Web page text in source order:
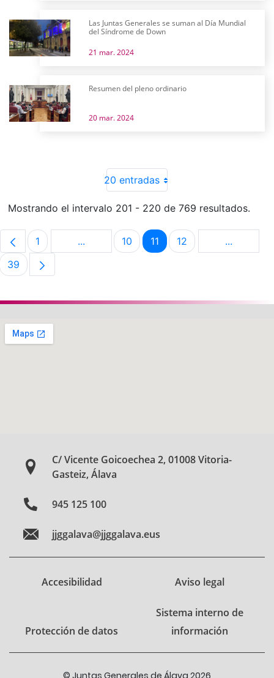
Las Juntas Generales se suman al Día Mundial
del Síndrome de Down
21 mar. 2024
Resumen del pleno ordinario
20 mar. 2024
20 entradas
Mostrando el intervalo 201 - 220 de 769 resultados.
Página
1 ...Páginas intermedias Use TAB para
Página
10 Página
11 Página
12 ...Páginas
Página
39
C/ Vicente Goicoechea 2, 01008 Vitoria-
Gasteiz, Álava
945 125 100
jjggalava@jjggalava.eus
Accesibilidad Aviso legal
Protección de datos
Sistema interno de
información